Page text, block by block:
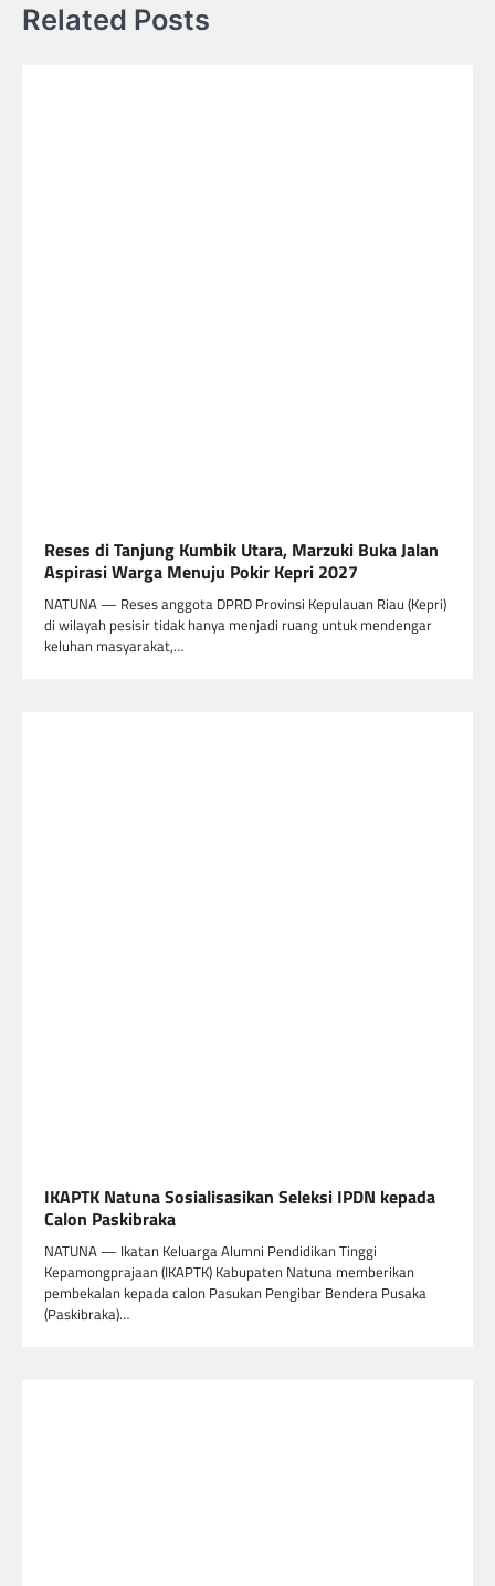
Related Posts
Reses di Tanjung Kumbik Utara, Marzuki Buka Jalan
Aspirasi Warga Menuju Pokir Kepri 2027
NATUNA — Reses anggota DPRD Provinsi Kepulauan Riau (Kepri)
di wilayah pesisir tidak hanya menjadi ruang untuk mendengar
keluhan masyarakat,…
IKAPTK Natuna Sosialisasikan Seleksi IPDN kepada
Calon Paskibraka
NATUNA — Ikatan Keluarga Alumni Pendidikan Tinggi
Kepamongprajaan (IKAPTK) Kabupaten Natuna memberikan
pembekalan kepada calon Pasukan Pengibar Bendera Pusaka
(Paskibraka)…